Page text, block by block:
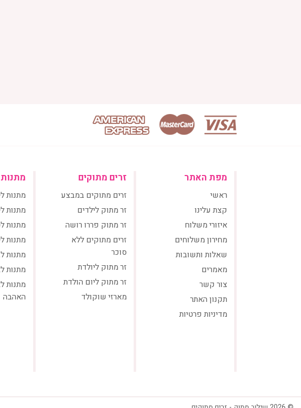
מפת האתר
ראשי
קצת עלינו
איזורי משלוח
מחירון משלוחים
שאלות ותשובות
מאמרים
צור קשר
תקנון האתר
מדיניות פרטיות
זרים מתוקים
זרים מתוקים במבצע
זר מתוק לילדים
זר מתוק פררו רושה
זרים מתוקים ללא
סוכר
זר מתוק ליולדת
זר מתוק ליום הולדת
מארזי שוקולד
מתנות
מתנות
מתנות
מתנות
מתנות
מתנות
מתנות
האהבה